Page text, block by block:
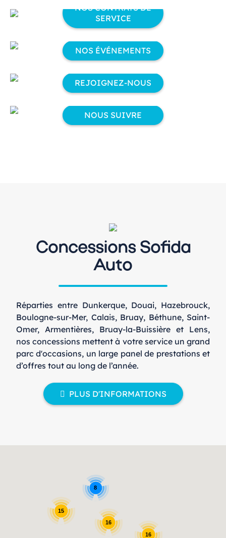
NOS CONTRATS DE
SERVICE
NOS ÉVÉNEMENTS
REJOIGNEZ-NOUS
NOUS SUIVRE
Concessions Sofida
Auto
Réparties entre Dunkerque, Douai, Hazebrouck,
Boulogne-sur-Mer, Calais, Bruay, Béthune, Saint-
Omer, Armentières, Bruay-la-Buissière et Lens,
nos concessions mettent à votre service un grand
parc d'occasions, un large panel de prestations et
d’offres tout au long de l’année.
PLUS D'INFORMATIONS
16
16
15
8